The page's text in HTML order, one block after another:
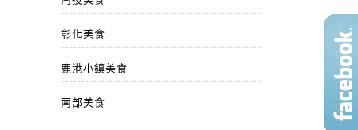
彰化美食
鹿港小鎮美食
南部美食